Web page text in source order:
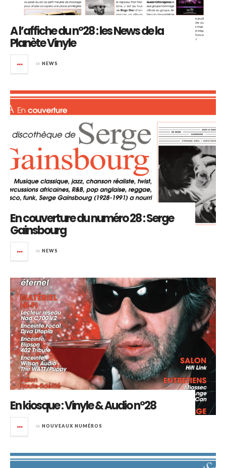
A l’affiche du n°28 : les News de la
Planète Vinyle
in NEWS
En couverture du numéro 28 : Serge
Gainsbourg
in NEWS
En kiosque : Vinyle & Audio n°28
in NOUVEAUX NUMÉROS